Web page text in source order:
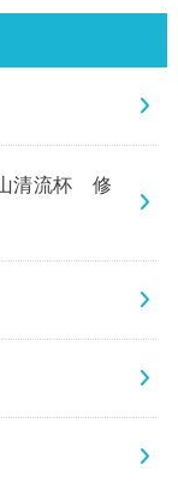
清流杯 修